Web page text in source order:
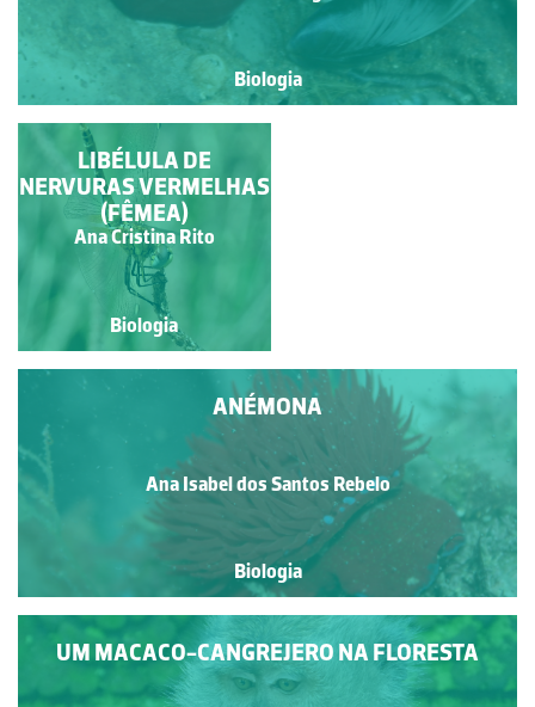
Biologia
LÍQUENE MARINHO
CIRCUNDADO POR
CRACAS
Manuela Lopes
Biologia
ANÉMONA
Ana Isabel dos Santos Rebelo
Biologia
UM MACACO-CANGREJERO NA FLORESTA
LIBÉLULA DE
NERVURAS VERMELHAS
(FÊMEA)
Ana Cristina Rito
Biologia